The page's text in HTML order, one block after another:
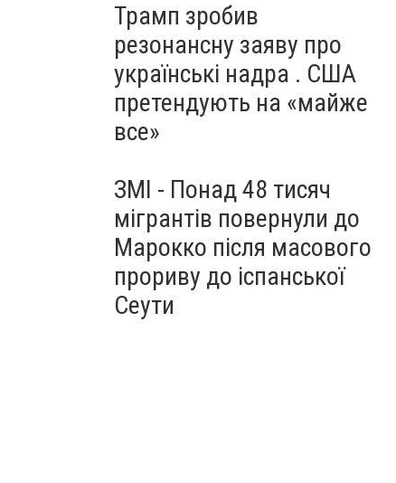
Трамп зробив
резонансну заяву про
українські надра . США
претендують на «майже
все»
ЗМІ - Понад 48 тисяч
мігрантів повернули до
Марокко після масового
прориву до іспанської
Сеути